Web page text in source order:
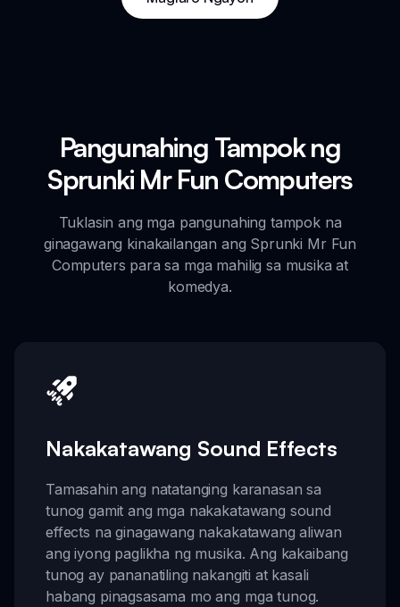
Pangunahing Tampok ng
Sprunki Mr Fun Computers
Tuklasin ang mga pangunahing tampok na
ginagawang kinakailangan ang Sprunki Mr Fun
Computers para sa mga mahilig sa musika at
komedya.
Nakakatawang Sound Effects
Tamasahin ang natatanging karanasan sa
tunog gamit ang mga nakakatawang sound
effects na ginagawang nakakatawang aliwan
ang iyong paglikha ng musika. Ang kakaibang
tunog ay pananatiling nakangiti at kasali
habang pinagsasama mo ang mga tunog.